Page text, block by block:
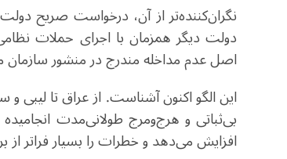
نگران‌کننده‌تر از آن، درخواست صریح دولت
دولت دیگر همزمان با اجرای حملات
اصل عدم مداخله مندرج در منشور
این الگو اکنون آشناست. از عراق تا لیبی
بی‌ثباتی و هرج‌ومرج طولانی‌مدت
افزایش می‌دهد و خطرات را بسیار فراتر از